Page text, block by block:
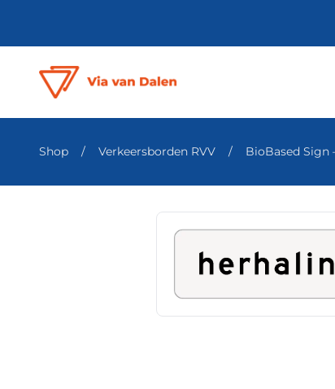
Shop / Verkeersborden RVV / BioBased Sign